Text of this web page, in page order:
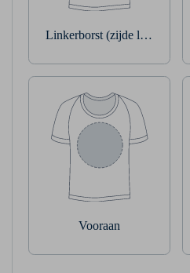
Linkerborst (zijde linkerarm)
Vooraan